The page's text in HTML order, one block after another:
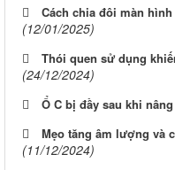
Cách chia đôi màn
(12/01/2025)
Thói quen sử dụng
(24/12/2024)
Ổ C bị đầy sau khi
Mẹo tăng âm lượng và
(11/12/2024)